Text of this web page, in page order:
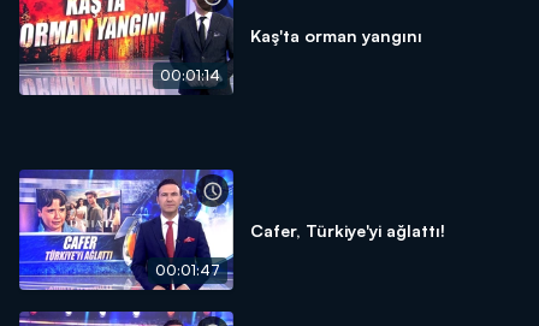
00:01:14
Kaş'ta orman yangını
00:01:47
Cafer, Türkiye'yi ağlattı!